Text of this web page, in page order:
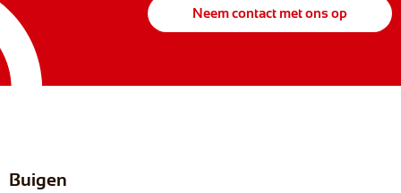
Neem contact met ons op
Buigen